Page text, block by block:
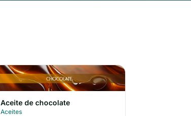
Aceite de chocolate
Aceites